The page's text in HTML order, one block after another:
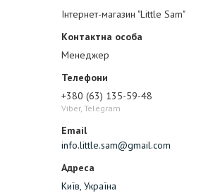
Інтернет-магазин "Little Sam"
Менеджер
+380 (63) 135-59-48
Viber, Telegram
info.little.sam@gmail.com
Київ, Україна